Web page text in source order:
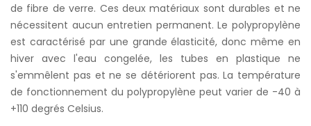
de fibre de verre. Ces deux matériaux sont durables et ne
nécessitent aucun entretien permanent. Le polypropylène
est caractérisé par une grande élasticité, donc même en
hiver avec l'eau congelée, les tubes en plastique ne
s'emmêlent pas et ne se détériorent pas. La température
de fonctionnement du polypropylène peut varier de -40 à
+110 degrés Celsius.